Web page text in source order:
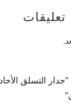
تعليقات
التسلق